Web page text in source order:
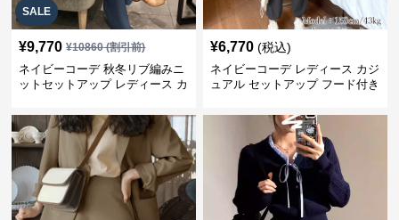
SALE
¥9,770 ¥10860(割引前)
ネイビーコーデ 秋冬リブ編みニ
ットセットアップ レディース カ
¥6,770 (税込)
ネイビーコーデ レディース カジ
ュアル セットアップ フード付き